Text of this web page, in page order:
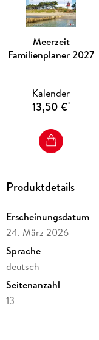
Meerzeit
Familienplaner 2027
Kalender
13,50 €*
Produktdetails
Erscheinungsdatum
24. März 2026
Sprache
deutsch
Seitenanzahl
13